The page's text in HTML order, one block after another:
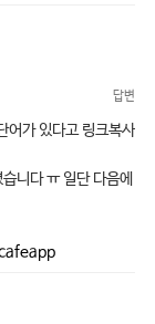
답변
어가 있다고 링크복사
니다 ㅠ 일단 다음에